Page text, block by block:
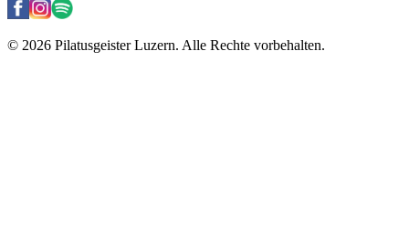
© 2026 Pilatusgeister Luzern. Alle Rechte vorbehalten.